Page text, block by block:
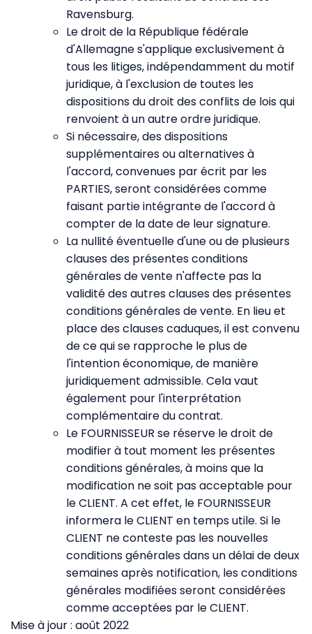
Ravensburg.
Le droit de la République fédérale
d'Allemagne s'applique exclusivement à
tous les litiges, indépendamment du motif
juridique, à l'exclusion de toutes les
dispositions du droit des conflits de lois qui
renvoient à un autre ordre juridique.
Si nécessaire, des dispositions
supplémentaires ou alternatives à
l'accord, convenues par écrit par les
PARTIES, seront considérées comme
faisant partie intégrante de l'accord à
compter de la date de leur signature.
La nullité éventuelle d'une ou de plusieurs
clauses des présentes conditions
générales de vente n'affecte pas la
validité des autres clauses des présentes
conditions générales de vente. En lieu et
place des clauses caduques, il est convenu
de ce qui se rapproche le plus de
l'intention économique, de manière
juridiquement admissible. Cela vaut
également pour l'interprétation
complémentaire du contrat.
Le FOURNISSEUR se réserve le droit de
modifier à tout moment les présentes
conditions générales, à moins que la
modification ne soit pas acceptable pour
le CLIENT. A cet effet, le FOURNISSEUR
informera le CLIENT en temps utile. Si le
CLIENT ne conteste pas les nouvelles
conditions générales dans un délai de deux
semaines après notification, les conditions
générales modifiées seront considérées
comme acceptées par le CLIENT.
Mise à jour : août 2022